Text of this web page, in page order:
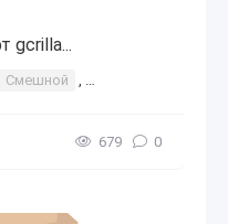
gcrilla...
Смешной , Ребенок
679 0